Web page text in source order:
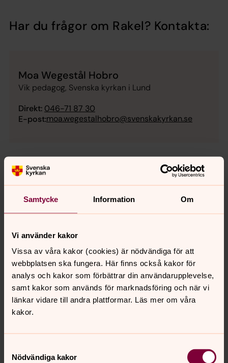
Samtycke Information Om
Vi använder kakor
Vissa av våra kakor (cookies) är nödvändiga för att
webbplatsen ska fungera. Här finns också kakor för
analys och kakor som förbättrar din användarupplevelse,
samt kakor som används för marknadsföring och när vi
länkar vidare till andra plattformar. Läs mer om våra
kakor.
Nödvändiga kakor
Har du frågor om Rakel? Kontakta:
Moa Wegestål Hobro
Vik pedagog, Svenska kyrkan i Lund
Direkt: 046-71 87 30
E-post:moa.wegestalhobro@svenskakyrkan.se
Hitta till Sankt Hans kyrka
Besöksadress:
Fäladstorget 32
Stadsbuss linje 5 mot Annehem.
Hållplats Fäladstorget
eller
Stadsbuss linje 4 mot Norra Fäladen.
Hållplats Magistratsvägen
GPS SWEREF99